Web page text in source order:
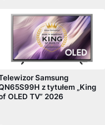
Samsung
z tytułem „King
OLED TV” 2026